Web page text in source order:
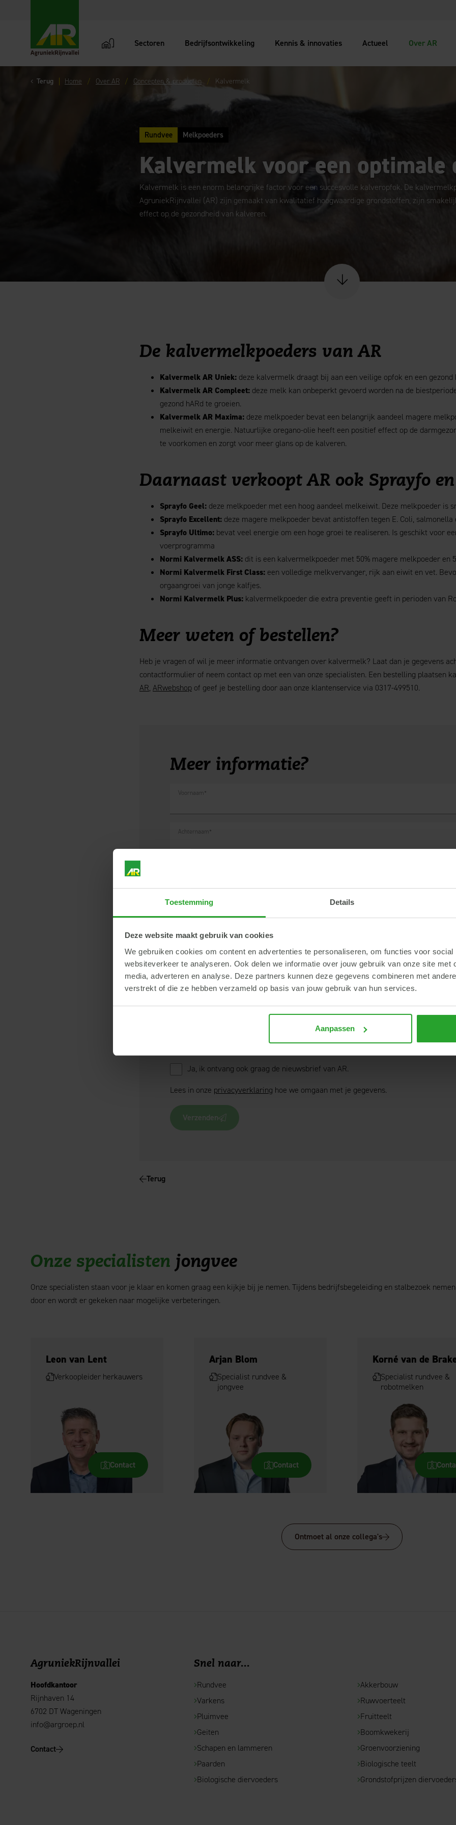
Toestemming Details
Deze website maakt gebruik van cookies
We gebruiken cookies om content en advertenties te personaliseren, om functies voor
websiteverkeer te analyseren. Ook delen we informatie over jouw gebruik van onze site met
media, adverteren en analyse. Deze partners kunnen deze gegevens combineren met
verstrekt of die ze hebben verzameld op basis van jouw gebruik van hun services.
Aanpassen
Sectoren Bedrijfsontwikkeling Kennis & innovaties Actueel Over AR
Terug Home Over AR Concepten & producten Kalvermelk
Rundvee Melkpoeders
Kalvermelk voor een optimale
Kalvermelk is een enorm belangrijke factor voor een succesvolle kalveropfok. De
AgruniekRijnvallei (AR) zijn gemaakt van kwalitatief hoogwaardige grondstoffen, zijn
effect op de gezondheid van kalveren.
Scroll naar content
De kalvermelkpoeders van AR
Kalvermelk AR Uniek: deze kalvermelk draagt bij aan een veilige opfok en een gezond
Kalvermelk AR Compleet: deze melk kan onbeperkt gevoerd worden na de
gezond hARd te groeien.
Kalvermelk AR Maxima: deze melkpoeder bevat een belangrijk aandeel magere
melkeiwit en energie. Natuurlijke oregano-olie heeft een positief effect op de
te voorkomen en zorgt voor meer glans op de kalveren.
Daarnaast verkoopt AR ook Sprayfo
Sprayfo Geel: deze melkpoeder met een hoog aandeel melkeiwit. Deze melkpoeder is
Sprayfo Excellent: deze magere melkpoeder bevat antistoffen tegen E. Coli,
Sprayfo Ultimo: bevat veel energie om een hoge groei te realiseren. Is geschikt voor
voerprogramma
Normi Kalvermelk ASS: dit is een kalvermelkpoeder met 50% magere melkpoeder en
Normi Kalvermelk First Class: een volledige melkvervanger, rijk aan eiwit en vet.
orgaangroei van jonge kalfjes.
Normi Kalvermelk Plus: kalvermelkpoeder die extra preventie geeft in perioden van
Meer weten of bestellen?
Heb je vragen of wil je meer informatie ontvangen over kalvermelk? Laat dan je gegevens
contactformulier of neem contact op met een van onze specialisten. Een bestelling plaatsen
AR, ARwebshop of geef je bestelling door aan onze klantenservice via 0317-499510.
Meer informatie?
Voornaam *
Achternaam*
Adres en woonplaats
E-mailadres
Opmerkingen*
Ja, ik ontvang ook graag de nieuwsbrief van AR.
Lees in onze privacyverklaring hoe we omgaan met je gegevens.
Verzenden
Terug
Onze specialisten jongvee
Onze specialisten staan voor je klaar en komen graag een kijkje bij je nemen. Tijdens bedrijfsbegeleiding en stalbezoek
door en wordt er gekeken naar mogelijke verbeteringen.
Leon van Lent
Verkoopleider herkauwers
Contact
Arjan Blom
Specialist rundvee &
jongvee
Contact
Korné van de
Specialist rundvee &
robotmelken
Ontmoet al onze collega's
AgruniekRijnvallei
Hoofdkantoor
Rijnhaven 14
6702 DT Wageningen
info@argroep.nl
Contact
Snel naar...
Rundvee
Varkens
Pluimvee
Geiten
Schapen en lammeren
Paarden
Biologische diervoeders
Akkerbouw
Ruwvoerteelt
Fruitteelt
Boomkwekerij
Groenvoorziening
Biologische teelt
Grondstofprijzen